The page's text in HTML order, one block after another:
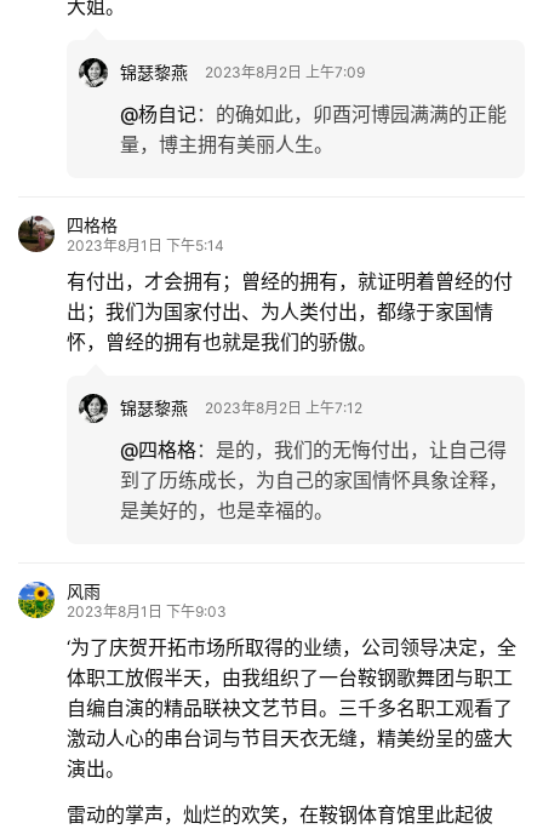
大姐。
锦瑟黎燕 2023年8月2日 上午7:09
@杨自记： 的确如此，卯酉河博园满满的正能
量，博主拥有美丽人生。
四格格
2023年8月1日 下午5:14
有付出，才会拥有；曾经的拥有，就证明着曾经的付
出；我们为国家付出、为人类付出，都缘于家国情
怀，曾经的拥有也就是我们的骄傲。
锦瑟黎燕 2023年8月2日 上午7:12
@四格格： 是的，我们的无悔付出，让自己得
到了历练成长，为自己的家国情怀具象诠释，
是美好的，也是幸福的。
风雨
2023年8月1日 下午9:03
‘为了庆贺开拓市场所取得的业绩，公司领导决定，全
体职工放假半天，由我组织了一台鞍钢歌舞团与职工
自编自演的精品联袂文艺节目。三千多名职工观看了
激动人心的串台词与节目天衣无缝，精美纷呈的盛大
演出。
雷动的掌声，灿烂的欢笑，在鞍钢体育馆里此起彼